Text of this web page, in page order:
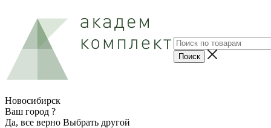
Новосибирск
Ваш город ?
Да, все верно Выбрать другой